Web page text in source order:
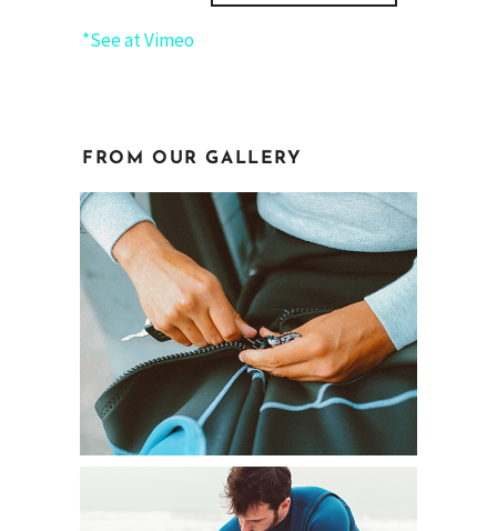
*See at Vimeo
FROM OUR GALLERY